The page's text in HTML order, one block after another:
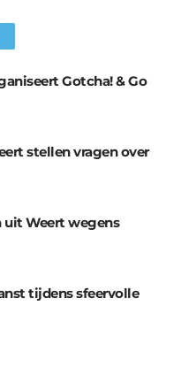
Gotcha! & Go
stellen vragen over
uit Weert wegens
tijdens sfeervolle